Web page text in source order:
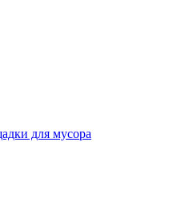
для мусора